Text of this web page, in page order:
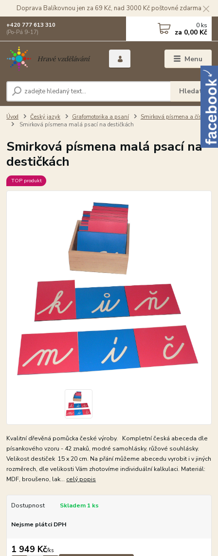
Doprava Balíkovnou jen za 69 Kč, nad 3000 Kč poštovné zdarma
Menu
Hledat
+420 777 613 310
(Po-Pá 9-17)
0 ks
za 0,00 Kč
Úvod Český jazyk Grafomotorika a psaní
Smirková písmena a číslice
Smirková písmena malá psací na destičkách
Smirková písmena malá psací na
destičkách
TOP produkt
Kvalitní dřevěná pomůcka české výroby. Kompletní česká abeceda dle
písankového vzoru - 42 znaků, modré samohlásky, růžové souhlásky.
Velikost destiček 15 x 20 cm. Na přání můžeme abecedu vyrobit i v jiných
rozměrech, dle velikosti Vám zhotovíme individuální kalkulaci. Materiál:
MDF, broušeno, lak... celý popis
Dostupnost Skladem 1 ks
Nejsme plátci DPH
1 949 Kč/ks